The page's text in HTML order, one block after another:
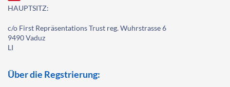
HAUPTSITZ:
c/o First Repräsentations Trust reg. Wuhrstrasse 6
9490 Vaduz
LI
Über die Regstrierung: